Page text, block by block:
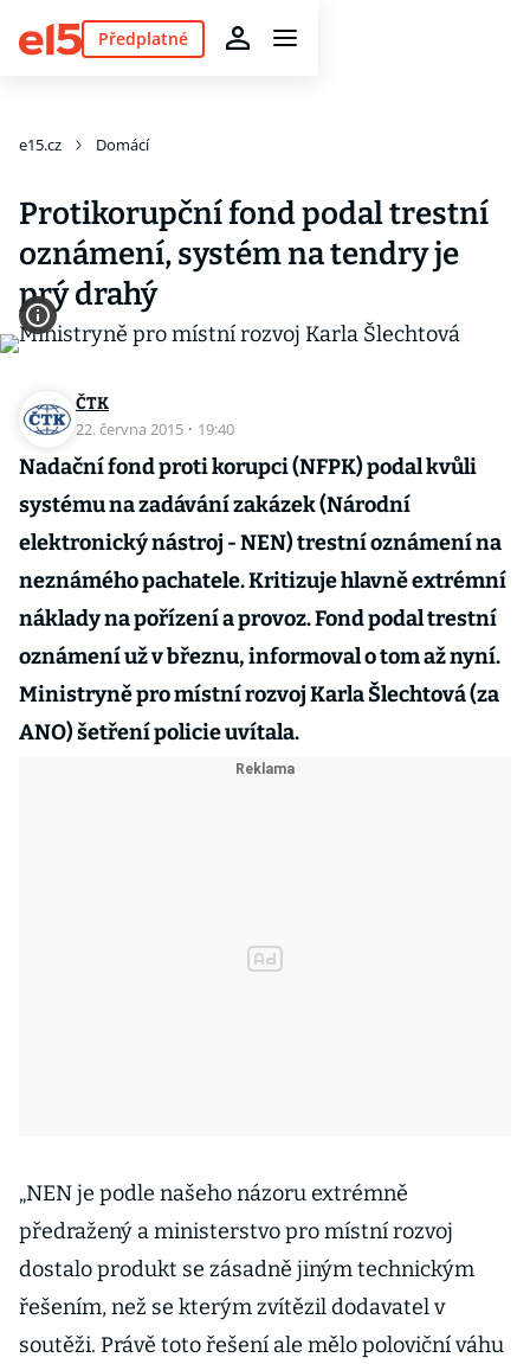
Předplatné
e15.cz Domácí
Protikorupční fond podal trestní
oznámení, systém na tendry je
prý drahý
ČTK
22. června 2015 · 19:40
Nadační fond proti korupci (NFPK) podal kvůli
systému na zadávání zakázek (Národní
elektronický nástroj - NEN) trestní oznámení na
neznámého pachatele. Kritizuje hlavně extrémní
náklady na pořízení a provoz. Fond podal trestní
oznámení už v březnu, informoval o tom až nyní.
Ministryně pro místní rozvoj Karla Šlechtová (za
ANO) šetření policie uvítala.
„NEN je podle našeho názoru extrémně
předražený a ministerstvo pro místní rozvoj
dostalo produkt se zásadně jiným technickým
řešením, než se kterým zvítězil dodavatel v
soutěži. Právě toto řešení ale mělo poloviční váhu